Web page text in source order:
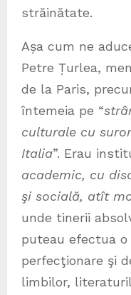
străinătate.
Așa cum ne
Petre Țurlea,
de la Paris,
întemeia pe “
culturale cu
Italia”. Erau
academic, cu
şi socială, atît
unde tinerii
puteau efectua
perfecţionare şi
limbilor,